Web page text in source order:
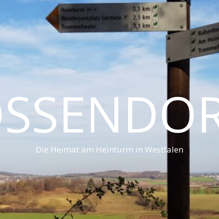
Die Heimat am Heinturm in Westfalen